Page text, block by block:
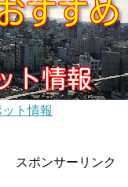
ト情報
スポンサーリンク